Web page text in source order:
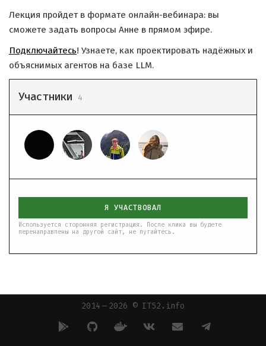
Лекция пройдет в формате онлайн-вебинара: вы
сможете задать вопросы Анне в прямом эфире.
Подключайтесь! Узнаете, как проектировать надёжных и
объяснимых агентов на базе LLM.
Участники 4
Я УЧАСТВОВАЛ
Используется сторонняя регистрация. После клика вы будете
перенаправлены на другой сайт, не пугайтесь.
2014 — 2026 © IT52.info